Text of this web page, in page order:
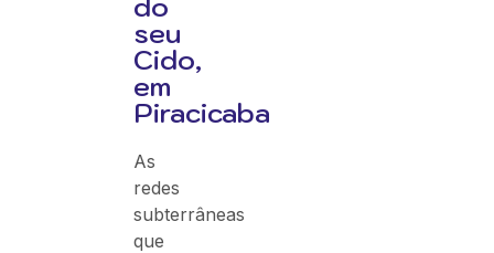
seu
Cido,
em
Piracicaba
As
redes
subterrâneas
que